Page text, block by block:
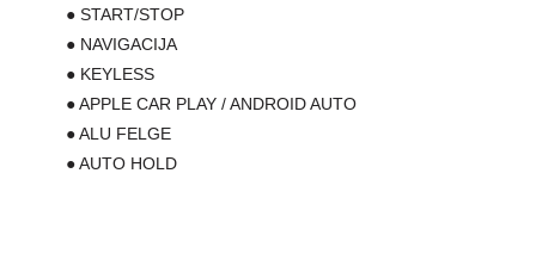
● START/STOP
● NAVIGACIJA
● KEYLESS
● APPLE CAR PLAY / ANDROID AUTO
● ALU FELGE
● AUTO HOLD